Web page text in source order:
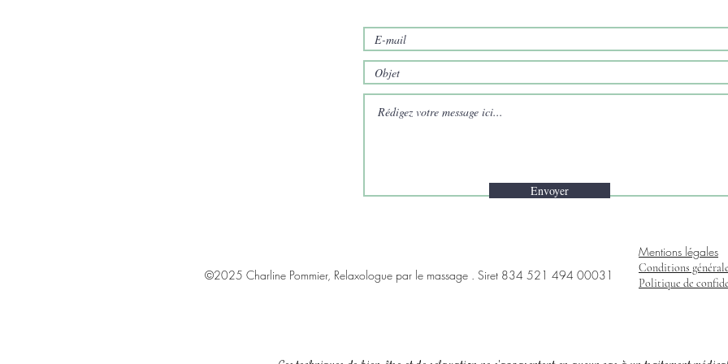
Envoyer
©2025 Charline Pommier, Relaxologue par le massage . Siret 834 521 494 00031
Mentions légales
Conditions
Politique de